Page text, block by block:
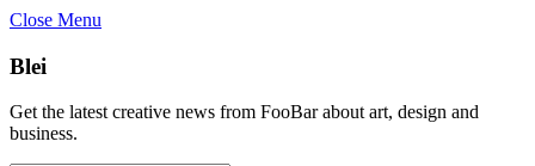
Close Menu
Blei
Get the latest creative news from FooBar about art, design and
business.